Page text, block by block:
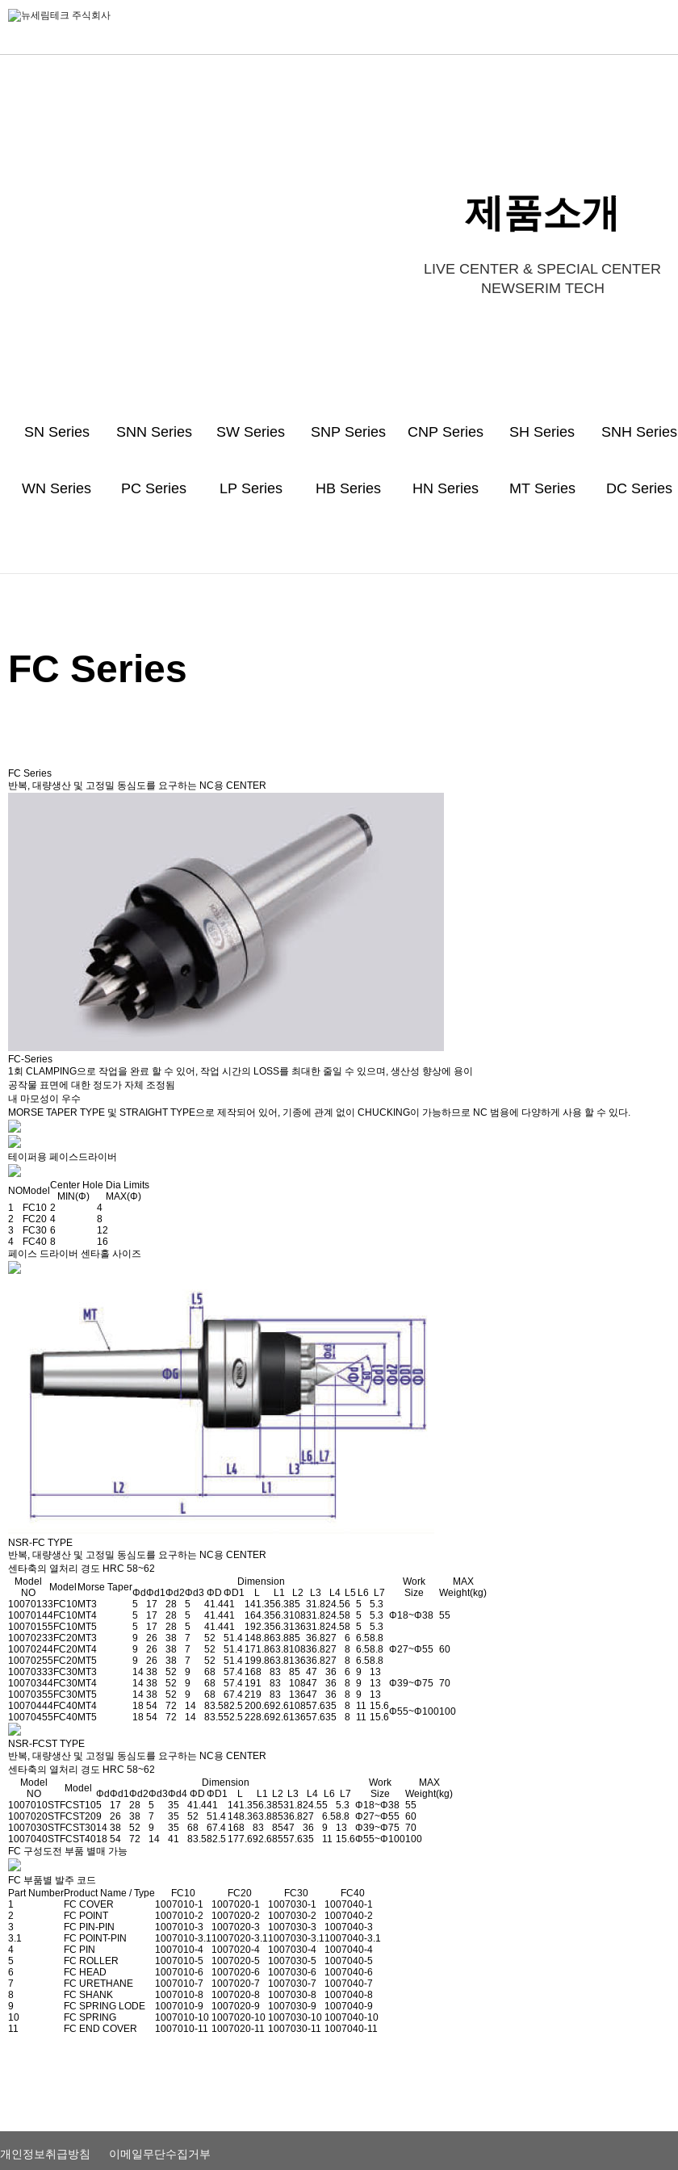
제품소개
LIVE CENTER & SPECIAL CENTER
NEWSERIM TECH
SN Series SNN Series SW Series SNP Series CNP Series SH Series SNH Series
WN Series PC Series LP Series HB Series HN Series MT Series DC Series
FC Series
FC Series
반복, 대량생산 및 고정밀 동심도를 요구하는 NC용 CENTER
FC-Series
1회 CLAMPING으로 작업을 완료 할 수 있어, 작업 시간의 LOSS를 최대한 줄일 수 있으며, 생산성 향상에 용이
공작물 표면에 대한 정도가 자체 조정됨
내 마모성이 우수
MORSE TAPER TYPE 및 STRAIGHT TYPE으로 제작되어 있어, 기종에 관계 없이 CHUCKING이 가능하므로 NC 범용에 다양하게 사용 할 수 있다.
테이퍼용 페이스드라이버
NOModel Center Hole Dia Limits
MIN(Φ)
MAX(Φ)
1
FC10 2
4
2
FC20 4
8
3
FC30 6
12
4
FC40 8
16
페이스 드라이버 센타홀 사이즈
NSR-FC TYPE
반복, 대량생산 및 고정밀 동심도를 요구하는 NC용 CENTER
센타축의 열처리 경도 HRC 58~62
Model
NO
Model Morse Taper Dimension
Work
Size
MAX
Weight(kg)
ΦdΦd1Φd2Φd3 ΦD ΦD1 L L1 L2 L3 L4 L5 L6
L7
10070133FC10MT3 5 17 28 5 41.441 141.356.385 31.824.56 5
5.3
Φ18~Φ38 55
10070144FC10MT4 5 17 28 5 41.441 164.356.310831.824.58 5
5.3
10070155FC10MT5 5 17 28 5 41.441 192.356.313631.824.58 5
5.3
10070233FC20MT3 9 26 38 7 52 51.4 148.863.885 36.827 6 6.58.8
Φ27~Φ55 60
10070244FC20MT4 9 26 38 7 52 51.4 171.863.810836.827 8 6.58.8
10070255FC20MT5 9 26 38 7 52 51.4 199.863.813636.827 8 6.58.8
10070333FC30MT3 14 38 52 9 68 57.4 168 83 85 47 36 6 9
13
Φ39~Φ75 70
10070344FC30MT4 14 38 52 9 68 57.4 191 83 10847 36 8 9
13
10070355FC30MT5 14 38 52 9 68 67.4219 83 13647 36 8 9
13
10070444FC40MT4 18 54 72 14 83.582.5200.692.610857.635 8 11 15.6Φ55~Φ100100
10070455FC40MT5 18 54 72 14 83.552.5228.692.613657.635 8 11 15.6
NSR-FCST TYPE
반복, 대량생산 및 고정밀 동심도를 요구하는 NC용 CENTER
센타축의 열처리 경도 HRC 58~62
Model
NO
Model Dimension
Work
Size
MAX
Weight(kg)
ΦdΦd1Φd2Φd3Φd4 ΦD ΦD1 L L1 L2 L3 L4 L6
L7
1007010STFCST105 17 28 5 35 41.441 141.356.38531.824.55 5.3 Φ18~Φ38 55
1007020STFCST209 26 38 7 35 52 51.4 148.363.88536.827 6.58.8 Φ27~Φ55 60
1007030STFCST3014 38 52 9 35 68 67.4 168 83 8547 36 9 13 Φ39~Φ75 70
1007040STFCST4018 54 72 14 41 83.582.5 177.692.68557.635 11 15.6Φ55~Φ100100
FC 구성도전 부품 별매 가능
FC 부품별 발주 코드
Part NumberProduct Name / Type FC10 FC20 FC30
FC40
1
FC COVER 1007010-1 1007020-1 1007030-1
1007040-1
2
FC POINT 1007010-2 1007020-2 1007030-2
1007040-2
3
FC PIN-PIN 1007010-3 1007020-3 1007030-3
1007040-3
3.1
FC POINT-PIN 1007010-3.11007020-3.11007030-3.11007040-3.1
4
FC PIN 1007010-4 1007020-4 1007030-4
1007040-4
5
FC ROLLER 1007010-5 1007020-5 1007030-5
1007040-5
6
FC HEAD 1007010-6 1007020-6 1007030-6
1007040-6
7
FC URETHANE 1007010-7 1007020-7 1007030-7
1007040-7
8
FC SHANK 1007010-8 1007020-8 1007030-8
1007040-8
9
FC SPRING LODE 1007010-9 1007020-9 1007030-9
1007040-9
10
FC SPRING 1007010-10 1007020-10 1007030-10 1007040-10
11
FC END COVER 1007010-11 1007020-11 1007030-11 1007040-11
개인정보취급방침 이메일무단수집거부